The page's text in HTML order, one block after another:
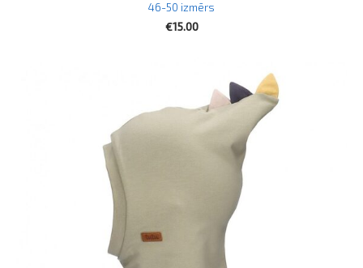
46-50 izmērs
€15.00